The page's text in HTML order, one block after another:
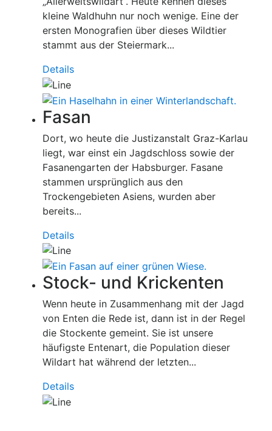
kleine Waldhuhn nur noch wenige. Eine der
ersten Monografien über dieses Wildtier
stammt aus der Steiermark...
Details
Fasan
Dort, wo heute die Justizanstalt Graz-Karlau
liegt, war einst ein Jagdschloss sowie der
Fasanengarten der Habsburger. Fasane
stammen ursprünglich aus den
Trockengebieten Asiens, wurden aber
bereits...
Details
Stock- und Krickenten
Wenn heute in Zusammenhang mit der Jagd
von Enten die Rede ist, dann ist in der Regel
die Stockente gemeint. Sie ist unsere
häufigste Entenart, die Population dieser
Wildart hat während der letzten...
Details